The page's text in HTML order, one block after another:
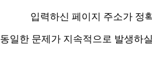
입력하신 페이지 주소가 정
동일한 문제가 지속적으로 발생하